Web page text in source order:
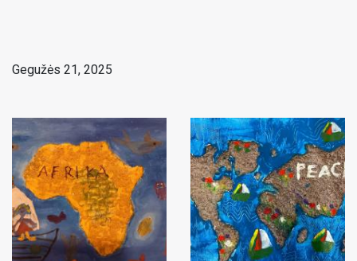
Gegužės 21, 2025